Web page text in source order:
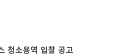
청소용역 입찰 공고